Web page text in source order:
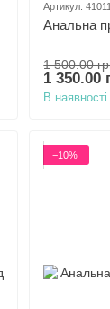
Артикул:
Анальна
1 500.00
1 350.00
В наявності
−10%